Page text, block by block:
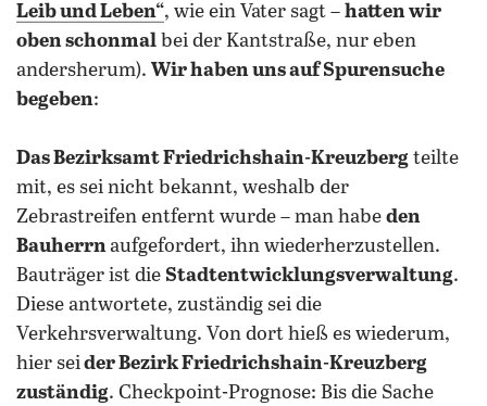
Leib und Leben“, wie ein Vater sagt – hatten wir
oben schonmal bei der Kantstraße, nur eben
andersherum). Wir haben uns auf Spurensuche
begeben:
Das Bezirksamt Friedrichshain-Kreuzberg teilte
mit, es sei nicht bekannt, weshalb der
Zebrastreifen entfernt wurde – man habe den
Bauherrnaufgefordert, ihn wiederherzustellen.
Bauträger ist die Stadtentwicklungsverwaltung.
Diese antwortete, zuständig sei die
Verkehrsverwaltung. Von dort hieß es wiederum,
hier seider Bezirk Friedrichshain-Kreuzberg
zuständig. Checkpoint-Prognose: Bis die Sache